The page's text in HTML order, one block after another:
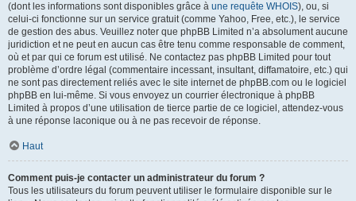
(dont les informations sont disponibles grâce à une requête WHOIS), ou, si
celui-ci fonctionne sur un service gratuit (comme Yahoo, Free, etc.), le service
de gestion des abus. Veuillez noter que phpBB Limited n’a absolument aucune
juridiction et ne peut en aucun cas être tenu comme responsable de comment,
où et par qui ce forum est utilisé. Ne contactez pas phpBB Limited pour tout
problème d’ordre légal (commentaire incessant, insultant, diffamatoire, etc.) qui
ne sont pas directement reliés avec le site internet de phpBB.com ou le logiciel
phpBB en lui-même. Si vous envoyez un courrier électronique à phpBB
Limited à propos d’une utilisation de tierce partie de ce logiciel, attendez-vous
à une réponse laconique ou à ne pas recevoir de réponse.
Haut
Comment puis-je contacter un administrateur du forum ?
Tous les utilisateurs du forum peuvent utiliser le formulaire disponible sur le